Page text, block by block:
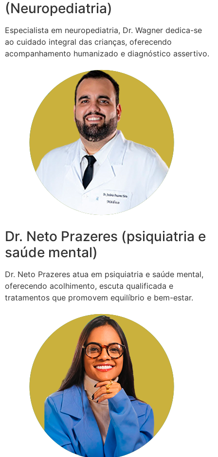
(Neuropediatria)
Especialista em neuropediatria, Dr. Wagner dedica-se
ao cuidado integral das crianças, oferecendo
acompanhamento humanizado e diagnóstico assertivo.
Dr. Neto Prazeres (psiquiatria e
saúde mental)
Dr. Neto Prazeres atua em psiquiatria e saúde mental,
oferecendo acolhimento, escuta qualificada e
tratamentos que promovem equilíbrio e bem-estar.